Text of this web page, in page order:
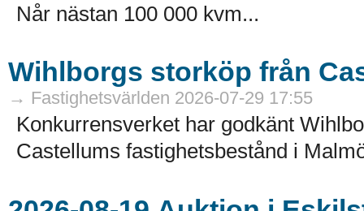
Når nästan 100 000 kvm...
Wihlborgs storköp från
→ Fastighetsvärlden 2026-07-29 17:55
Konkurrensverket har godkänt
Castellums fastighetsbestånd i